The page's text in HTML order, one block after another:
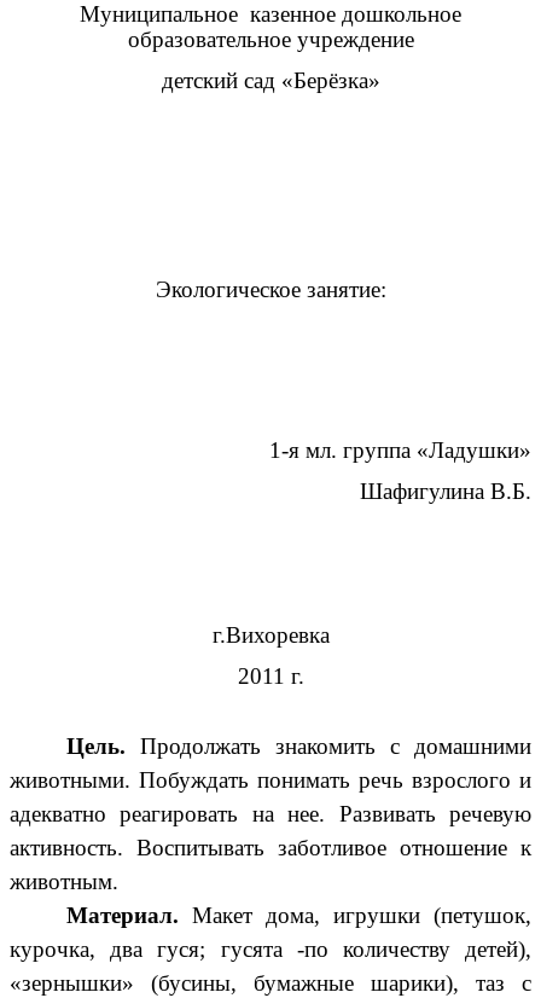
Муниципальное казенное дошкольное
образовательное учреждение
детский сад «Берёзка»
Экологическое занятие:
1-я мл. группа «Ладушки»
Шафигулина В.Б.
г.Вихоревка
2011 г.
Цель.Продолжать знакомить с домашними
животными. Побуждать понимать речь взрослого и
адекватно реагировать на нее. Развивать речевую
активность. Воспитывать заботливое отношение к
животным.
Материал.Макет дома, игрушки (петушок,
курочка, два гуся; гусята -по количеству детей),
«зернышки» (бусины, бумажные шарики), таз с